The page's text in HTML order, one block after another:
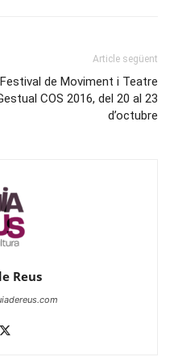
Article següent
Festival de Moviment i Teatre
COS 2016, del 20 al 23
d’octubre
Reus